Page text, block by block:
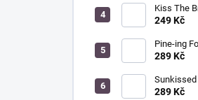
Kiss The
lak na nehty
249 Kč
Pine-ing
289 Kč
Sunkissed
289 Kč